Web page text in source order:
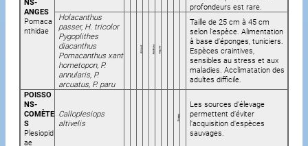
ANGES
Pomaca
nthidae
profondeurs est rare.
Holacanthus
passer, H. tricolor
Pygoplithes
diacanthus
Pomacanthus xant
hometopon, P.
annularis, P.
arcuatus, P. paru
Taille de 25 cm à 45 cm
selon l’espèce. Alimentation
à base d’éponges, tuniciers.
Espèces craintives,
sensibles au stress et aux
maladies. Acclimatation des
adultes difficile.
POISSO
NS-
COMÈTE
S
Plesiopid
ae
Calloplesiops
altivelis
Les sources d’élevage
permettent d’éviter
l’acquisition d’espèces
sauvages.